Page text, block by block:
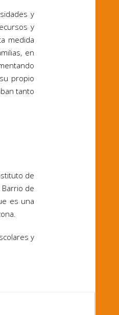
y
y
medida
en
propio
tanto
de
de
es una
y